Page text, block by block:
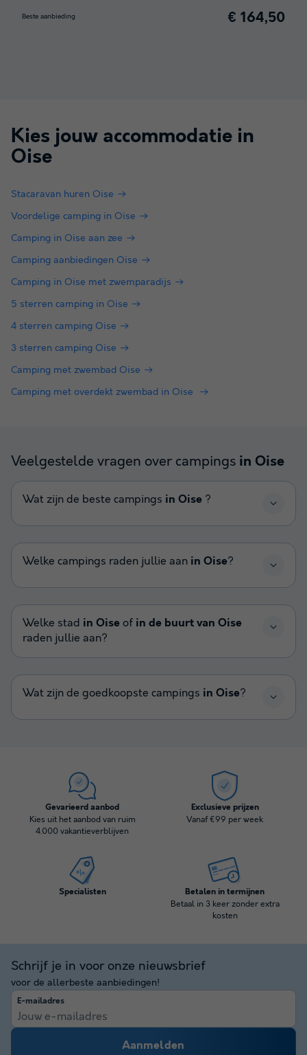
Beste aanbieding € 164,50
Kies jouw accommodatie in
Oise
Stacaravan huren Oise
Voordelige camping in Oise
Camping in Oise aan zee
Camping aanbiedingen Oise
Camping in Oise met zwemparadijs
5 sterren camping in Oise
4 sterren camping Oise
3 sterren camping Oise
Camping met zwembad Oise
Camping met overdekt zwembad in Oise
Veelgestelde vragen over campings in Oise
Wat zijn de beste campings in Oise ?
Welke campings raden jullie aan in Oise?
Welke stad in Oise of in de buurt van Oise
raden jullie aan?
Wat zijn de goedkoopste campings in Oise?
Gevarieerd aanbod
Kies uit het aanbod van ruim
4.000 vakantieverblijven
Exclusieve prijzen
Vanaf €99 per week
Specialisten Betalen in termijnen
Betaal in 3 keer zonder extra
kosten
Schrijf je in voor onze nieuwsbrief
voor de allerbeste aanbiedingen!
E-mailadres
Aanmelden